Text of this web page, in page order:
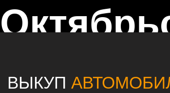
ВЫКУП